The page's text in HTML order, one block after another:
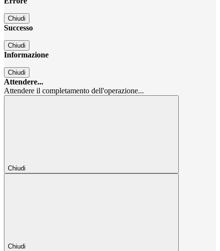
Chiudi
Successo
Chiudi
Informazione
Chiudi
Attendere...
Attendere il completamento dell'operazione...
Chiudi
Chiudi